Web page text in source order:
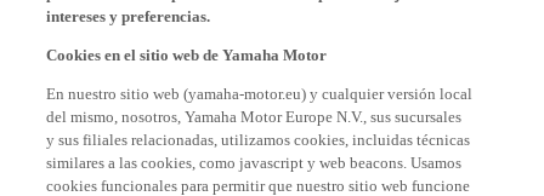
intereses y preferencias.
Cookies en el sitio web de Yamaha Motor
En nuestro sitio web (yamaha-motor.eu) y cualquier versión local
del mismo, nosotros, Yamaha Motor Europe N.V., sus sucursales
y sus filiales relacionadas, utilizamos cookies, incluidas técnicas
similares a las cookies, como javascript y web beacons. Usamos
cookies funcionales para permitir que nuestro sitio web funcione